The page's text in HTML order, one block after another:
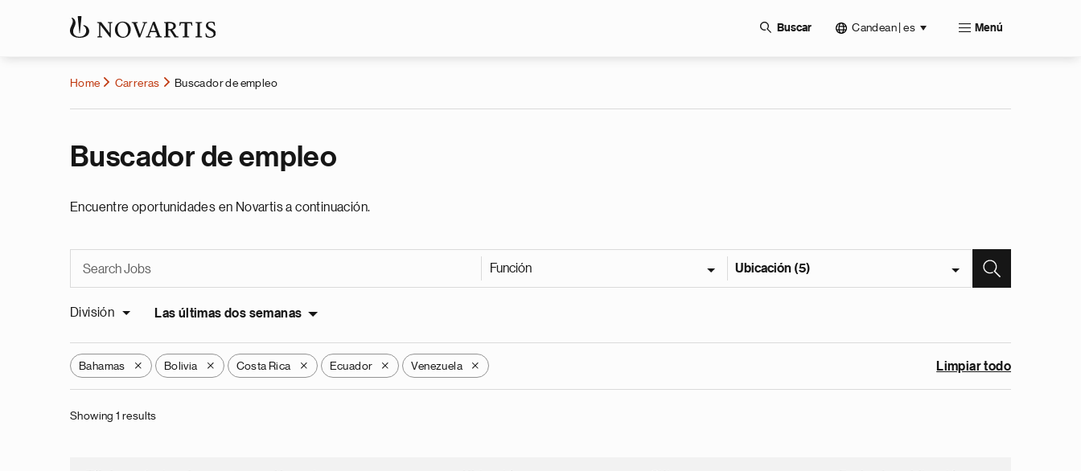
Buscar Candean | es Menú
Home Carreras Buscador de empleo
Buscador de empleo
Encuentre oportunidades en Novartis a continuación.
Función Ubicación (5)
División Las últimas dos semanas
Bahamas X Bolivia X Costa Rica X Ecuador X Venezuela X Limpiar todo
Showing 1 results